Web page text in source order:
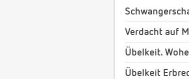
Verdacht auf
Übelkeit.
Übelkeit